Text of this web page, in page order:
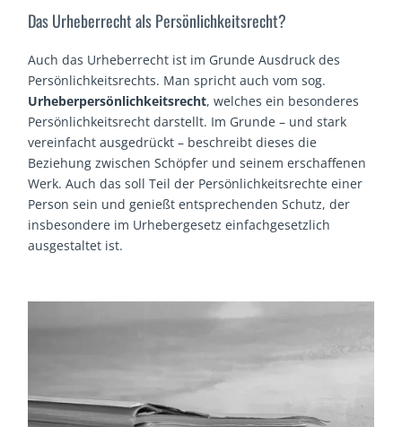
Das Urheberrecht als Persönlichkeitsrecht?
Auch das Urheberrecht ist im Grunde Ausdruck des
Persönlichkeitsrechts. Man spricht auch vom sog.
Urheberpersönlichkeitsrecht, welches ein besonderes
Persönlichkeitsrecht darstellt. Im Grunde – und stark
vereinfacht ausgedrückt – beschreibt dieses die
Beziehung zwischen Schöpfer und seinem erschaffenen
Werk. Auch das soll Teil der Persönlichkeitsrechte einer
Person sein und genießt entsprechenden Schutz, der
insbesondere im Urhebergesetz einfachgesetzlich
ausgestaltet ist.